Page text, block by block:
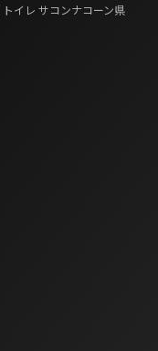
トイレ サコンナコーン県